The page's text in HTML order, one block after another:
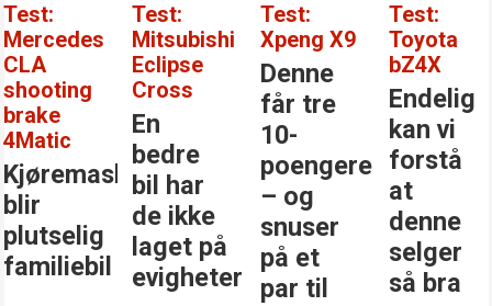
Test:
Mercedes
CLA
shooting
brake
4Matic
Kjøremaskinen
blir
plutselig
familiebil
Test:
Mitsubishi
Eclipse
Cross
En
bedre
bil har
de ikke
laget på
evigheter
Test:
Xpeng X9
Denne
får tre
10-
poengere
– og
snuser
på et
par til
Test:
Toyota
bZ4X
Endelig
kan vi
forstå
at
denne
selger
så bra